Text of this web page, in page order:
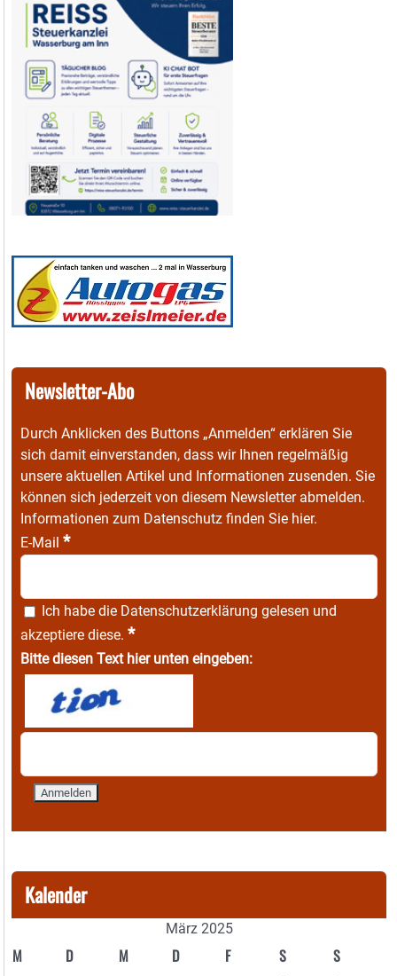
Newsletter-Abo
Durch Anklicken des Buttons „Anmelden“ erklären Sie
sich damit einverstanden, dass wir Ihnen regelmäßig
unsere aktuellen Artikel und Informationen zusenden. Sie
können sich jederzeit von diesem Newsletter abmelden.
Informationen zum Datenschutz finden Sie hier.
E-Mail *
Ich habe die Datenschutzerklärung gelesen und
akzeptiere diese. *
Bitte diesen Text hier unten eingeben:
Kalender
März 2025
M D M D F S S